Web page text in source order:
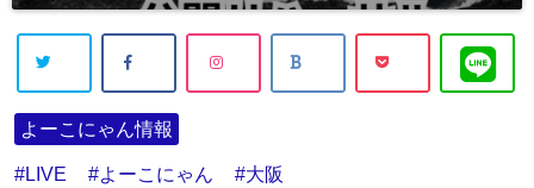
よーこにゃん情報
LIVE よーこにゃん 大阪